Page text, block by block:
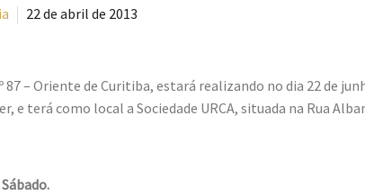
22 de abril de 2013
87 – Oriente de Curitiba, estará realizando no dia 22 de
e terá como local a Sociedade URCA, situada na Rua